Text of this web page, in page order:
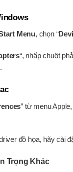
Menu, chọn “
“, nhấp chuột
” từ menu
đồ họa, hãy cài
Trọng Khác